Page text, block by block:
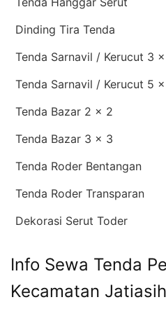
Dinding Tira Tenda
Tenda Sarnavil / Kerucut 3
Tenda Sarnavil / Kerucut 5
Tenda Bazar 2 x 2
Tenda Bazar 3 x 3
Tenda Roder Bentangan
Tenda Roder Transparan
Dekorasi Serut Toder
Info Sewa Tenda
Kecamatan